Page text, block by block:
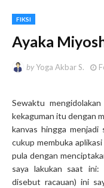
FIKSI
Ayaka
byYoga Akbar S.
Sewaktu
kekaguman itu dengan
kanvas hingga menjadi
cukup membuka
pula dengan
saya lakukan saat
disebut racauan) ini